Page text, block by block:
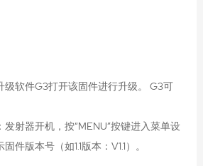
级软件G3打开该固件进行升级。 G3可
射器开机，按“MENU”按键进入菜单设
件版本号（如1.1版本：V1.1）。